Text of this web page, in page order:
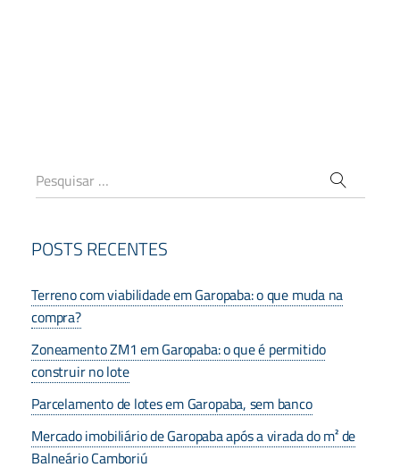
POSTS RECENTES
Terreno com viabilidade em Garopaba: o que muda na
compra?
Zoneamento ZM1 em Garopaba: o que é permitido
construir no lote
Parcelamento de lotes em Garopaba, sem banco
Mercado imobiliário de Garopaba após a virada do m² de
Balneário Camboriú